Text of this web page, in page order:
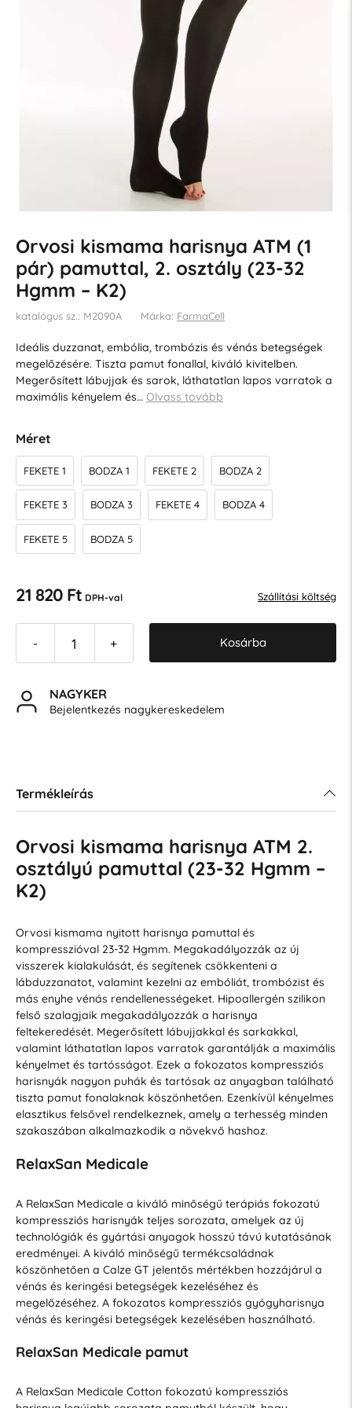
Orvosi kismama harisnya ATM (1
pár) pamuttal, 2. osztály (23-32
Hgmm – K2)
katalógus sz.: M2090A Márka: FarmaCell
Ideális duzzanat, embólia, trombózis és vénás betegségek
megelőzésére. Tiszta pamut fonallal, kiváló kivitelben.
Megerősített lábujjak és sarok, láthatatlan lapos varratok a
maximális kényelem és… Olvass tovább
Méret
FEKETE 1 BODZA 1 FEKETE 2 BODZA 2
FEKETE 3 BODZA 3 FEKETE 4 BODZA 4
FEKETE 5 BODZA 5
21 820 Ft DPH-val Szállítási költség
- + Kosárba
NAGYKER
Bejelentkezés nagykereskedelem
Termékleírás
Orvosi kismama harisnya ATM 2.
osztályú pamuttal (23-32 Hgmm –
K2)
Orvosi kismama nyitott harisnya pamuttal és
kompresszióval 23-32 Hgmm. Megakadályozzák az új
visszerek kialakulását, és segítenek csökkenteni a
lábduzzanatot, valamint kezelni az embóliát, trombózist és
más enyhe vénás rendellenességeket. Hipoallergén szilikon
felső szalagjaik megakadályozzák a harisnya
feltekeredését. Megerősített lábujjakkal és sarkakkal,
valamint láthatatlan lapos varratok garantálják a maximális
kényelmet és tartósságot. Ezek a fokozatos kompressziós
harisnyák nagyon puhák és tartósak az anyagban található
tiszta pamut fonalaknak köszönhetően. Ezenkívül kényelmes
elasztikus felsővel rendelkeznek, amely a terhesség minden
szakaszában alkalmazkodik a növekvő hashoz.
RelaxSan Medicale
A RelaxSan Medicale a kiváló minőségű terápiás fokozatú
kompressziós harisnyák teljes sorozata, amelyek az új
technológiák és gyártási anyagok hosszú távú kutatásának
eredményei. A kiváló minőségű termékcsaládnak
köszönhetően a Calze GT jelentős mértékben hozzájárul a
vénás és keringési betegségek kezeléséhez és
megelőzéséhez. A fokozatos kompressziós gyógyharisnya
vénás és keringési betegségek kezelésében használható.
RelaxSan Medicale pamut
A RelaxSan Medicale Cotton fokozatú kompressziós